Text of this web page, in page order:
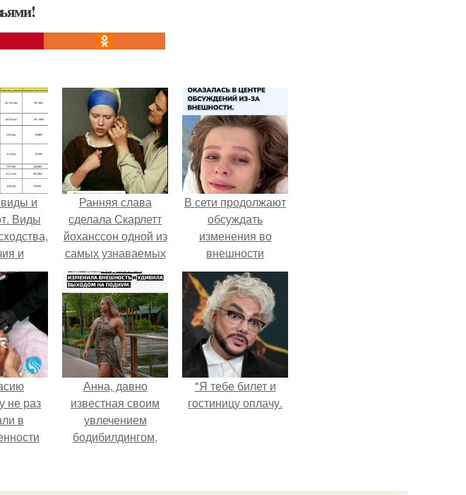
и
Виды
и
Ранняя слава
сделала Скарлетт
йоханссон одной из
самых узнаваемых
актрис голливуда,
но за глянцевым
фасадом
скрывалась
огромная
неуверенность.
В сети продолжают
обсуждать
изменения во
внешности
актрисы.
не раз
в
Анна, давно
известная своим
увлечением
бодибилдингом,
в роли модели.
"Я тебе билет и
гостиницу оплачу.